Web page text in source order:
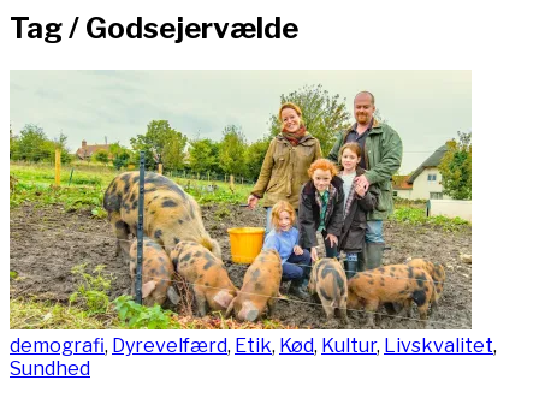
Tag / Godsejervælde
demografi, Dyrevelfærd, Etik, Kød, Kultur, Livskvalitet,
Sundhed